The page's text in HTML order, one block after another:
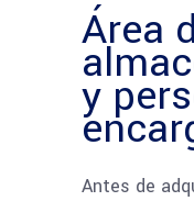
Área
y
Antes de